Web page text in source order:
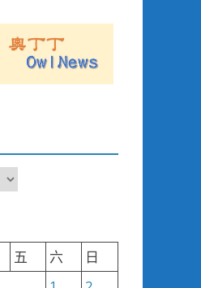
五 六
日